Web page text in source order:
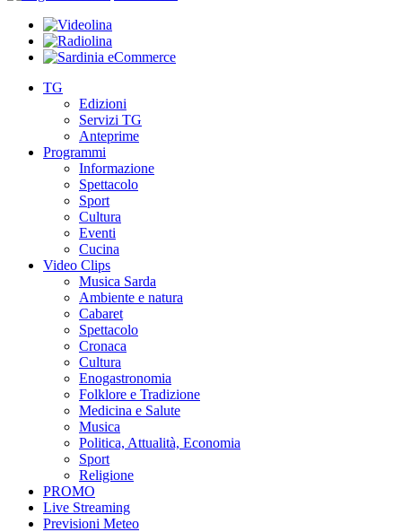
TG
Edizioni
Servizi TG
Anteprime
Programmi
Informazione
Spettacolo
Sport
Cultura
Eventi
Cucina
Video Clips
Musica Sarda
Ambiente e natura
Cabaret
Spettacolo
Cronaca
Cultura
Enogastronomia
Folklore e Tradizione
Medicina e Salute
Musica
Politica, Attualità, Economia
Sport
Religione
PROMO
Live Streaming
Previsioni Meteo